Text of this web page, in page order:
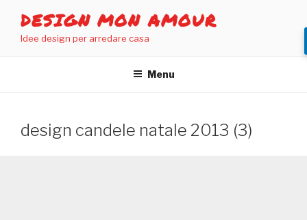
contenuto
DESIGN MON AMOUR
Idee design per arredare casa
Menu
design candele natale 2013 (3)